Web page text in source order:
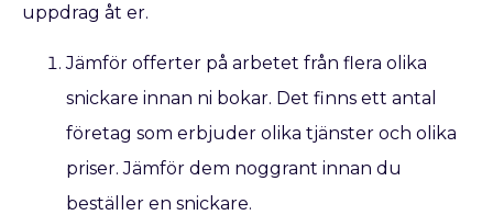
uppdrag åt er.
Jämför offerter på arbetet från flera olika
snickare innan ni bokar. Det finns ett antal
företag som erbjuder olika tjänster och olika
priser. Jämför dem noggrant innan du
beställer en snickare.